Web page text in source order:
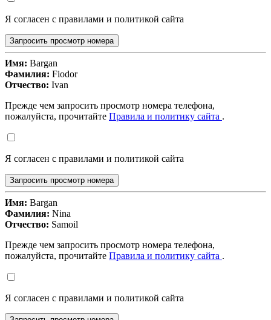
Я согласен с правилами и политикой сайта
Запросить просмотр номера
Имя: Bargan
Фамилия: Fiodor
Отчество: Ivan
Прежде чем запросить просмотр номера телефона,
пожалуйста, прочитайте Правила и политику сайта .
Я согласен с правилами и политикой сайта
Запросить просмотр номера
Имя: Bargan
Фамилия: Nina
Отчество: Samoil
Прежде чем запросить просмотр номера телефона,
пожалуйста, прочитайте Правила и политику сайта .
Я согласен с правилами и политикой сайта